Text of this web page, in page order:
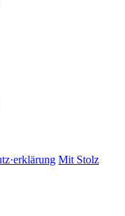
Mit Stolz